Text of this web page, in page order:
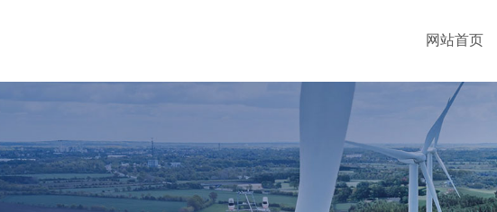
网站首页